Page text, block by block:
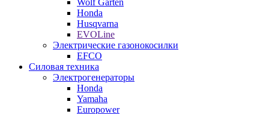
Wolf Garten
Honda
Husqvarna
EVOLine
Электрические газонокосилки
EFCO
Силовая техника
Электрогенераторы
Honda
Yamaha
Europower